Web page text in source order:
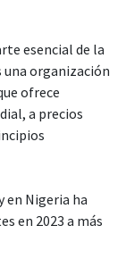
esencial de la
una organización
ofrece
a precios
en Nigeria ha
en 2023 a más